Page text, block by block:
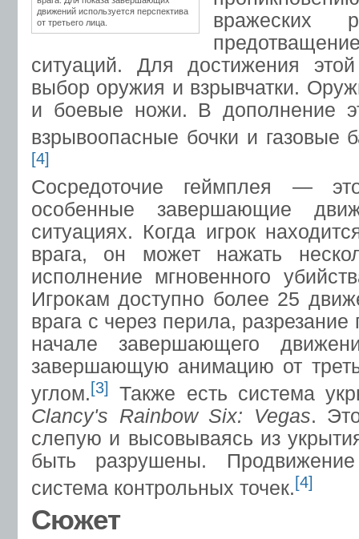
движений используется перспектива
от третьего лица.
вражеских
ситуаций. Для достижения
выбор оружия и взрывчатки.
и боевые ножи. В дополнение
взрывоопасные бочки и газовые
[4]
Сосредоточие геймплея —
особенные завершающие
ситуациях. Когда игрок
врага, он может нажать
исполнение мгновенного
Игрокам доступно более 25
врага с через перила,
начале завершающего
завершающую анимацию от
углом.[3]
Также есть система
Clancy's Rainbow Six: Vegas.
слепую и высовываясь из
быть разрушены.
система контрольных точек.[4]
Сюжет